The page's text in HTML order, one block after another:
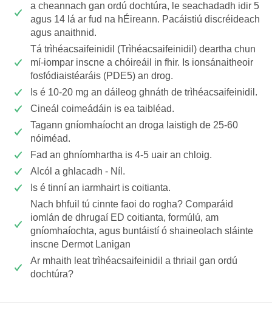
a cheannach gan ordú dochtúra, le seachadadh idir 5
agus 14 lá ar fud na hÉireann. Pacáistiú discréideach
agus anaithnid.
Tá trìhéacsaifeinidil (Trìhéacsaifeinidil) deartha chun
mí-iompar inscne a chóireáil in fhir. Is ionsánaitheoir
fosfódiaistéaráis (PDE5) an drog.
Is é 10-20 mg an dáileog ghnáth de trìhéacsaifeinidil.
Cineál coimeádáin is ea taibléad.
Tagann gníomhaíocht an droga laistigh de 25-60
nóiméad.
Fad an ghníomhartha is 4-5 uair an chloig.
Alcól a ghlacadh - Níl.
Is é tinní an iarmhairt is coitianta.
Nach bhfuil tú cinnte faoi do rogha? Comparáid
iomlán de dhrugaí ED coitianta, formúlú, am
gníomhaíochta, agus buntáistí ó shaineolach sláinte
inscne Dermot Lanigan
Ar mhaith leat trìhéacsaifeinidil a thriail gan ordú
dochtúra?